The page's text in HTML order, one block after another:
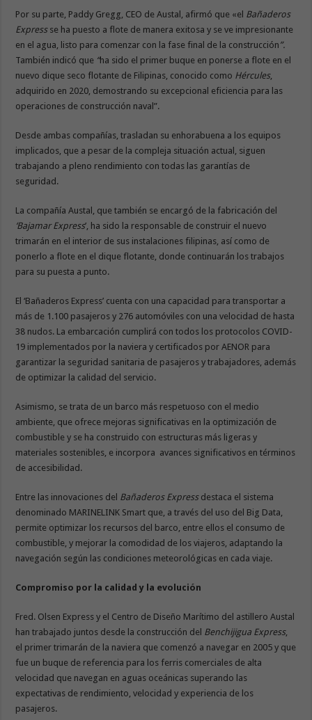
Por su parte, Paddy Gregg, CEO de Austal, afirmó que «el Bañaderos
Express se ha puesto a flote de manera exitosa y se ve impresionante
en el agua, listo para comenzar con la fase final de la construcción ”.
También indicó que “ha sido el primer buque en ponerse a flote en el
nuevo dique seco flotante de Filipinas, conocido como Hércules,
adquirido en 2020, demostrando su excepcional eficiencia para las
operaciones de construcción naval”.
Desde ambas compañías, trasladan su enhorabuena a los equipos
implicados, que a pesar de la compleja situación actual, siguen
trabajando a pleno rendimiento con todas las garantías de
seguridad.
La compañía Austal, que también se encargó de la fabricación del
‘Bajamar Express’, ha sido la responsable de construir el nuevo
trimarán en el interior de sus instalaciones filipinas, así como de
ponerlo a flote en el dique flotante, donde continuarán los trabajos
para su puesta a punto.
El ‘Bañaderos Express’ cuenta con una capacidad para transportar a
más de 1.100 pasajeros y 276 automóviles con una velocidad de hasta
38 nudos. La embarcación cumplirá con todos los protocolos COVID-
19 implementados por la naviera y certificados por AENOR para
garantizar la seguridad sanitaria de pasajeros y trabajadores, además
de optimizar la calidad del servicio.
Asimismo, se trata de un barco más respetuoso con el medio
ambiente, que ofrece mejoras significativas en la optimización de
combustible y se ha construido con estructuras más ligeras y
materiales sostenibles, e incorpora avances significativos en términos
de accesibilidad.
Entre las innovaciones del Bañaderos Express destaca el sistema
denominado MARINELINK Smart que, a través del uso del Big Data,
permite optimizar los recursos del barco, entre ellos el consumo de
combustible, y mejorar la comodidad de los viajeros, adaptando la
navegación según las condiciones meteorológicas en cada viaje.
Compromiso por la calidad y la evolución
Fred. Olsen Express y el Centro de Diseño Marítimo del astillero Austal
han trabajado juntos desde la construcción del Benchijigua Express,
el primer trimarán de la naviera que comenzó a navegar en 2005 y que
fue un buque de referencia para los ferris comerciales de alta
velocidad que navegan en aguas oceánicas superando las
expectativas de rendimiento, velocidad y experiencia de los
pasajeros.